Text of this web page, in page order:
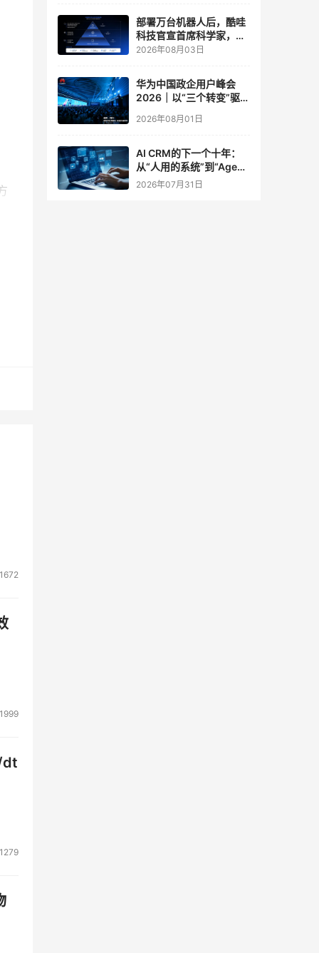
1672
1999
dt
1279
部署万台机器人后，酷哇
科技官宣首席科学家，要
让世界模型交付生产力
2026年08月03日
华为中国政企用户峰会
2026｜以“三个转变”驱动
2026年08月01日
AI CRM的下一个十年：
从“人用的系统”到“Agent
调用的底座”
2026年07月31日